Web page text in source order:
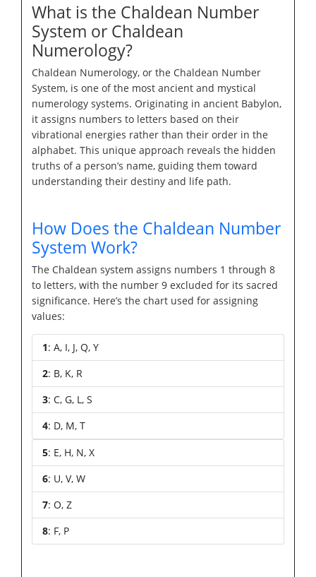
What is the Chaldean Number
System or Chaldean
Numerology?
Chaldean Numerology, or the Chaldean Number
System, is one of the most ancient and mystical
numerology systems. Originating in ancient Babylon,
it assigns numbers to letters based on their
vibrational energies rather than their order in the
alphabet. This unique approach reveals the hidden
truths of a person’s name, guiding them toward
understanding their destiny and life path.
How Does the Chaldean Number
System Work?
The Chaldean system assigns numbers 1 through 8
to letters, with the number 9 excluded for its sacred
significance. Here’s the chart used for assigning
values:
1: A, I, J, Q, Y
2: B, K, R
3: C, G, L, S
4: D, M, T
5: E, H, N, X
6: U, V, W
7: O, Z
8: F, P